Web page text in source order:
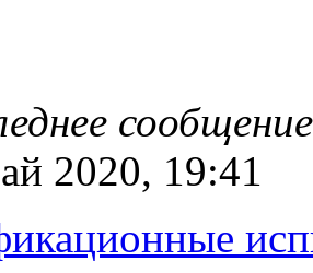
2020, 19:41